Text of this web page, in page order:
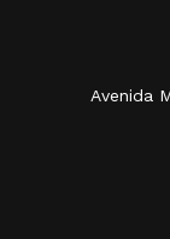
Avenida